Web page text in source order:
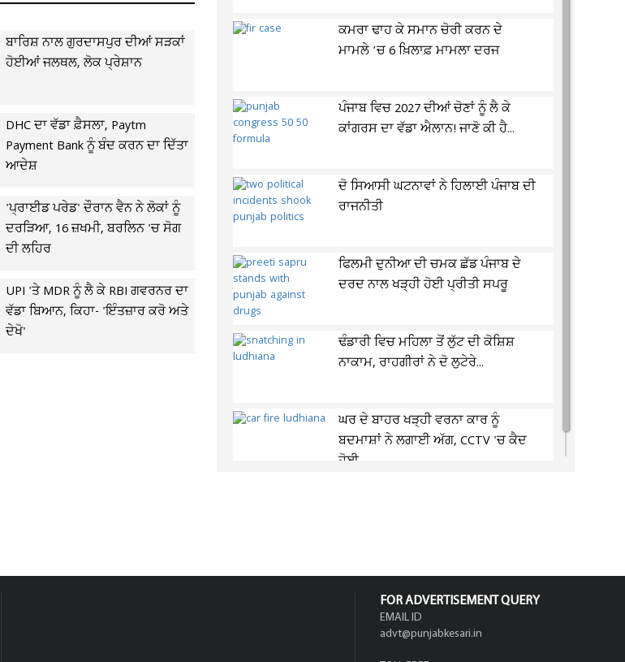
ਬਾਰਿਸ਼ ਨਾਲ ਗੁਰਦਾਸਪੁਰ ਦੀਆਂ ਸੜਕਾਂ
ਹੋਈਆਂ ਜਲਥਲ, ਲੋਕ ਪ੍ਰੇਸ਼ਾਨ
DHC ਦਾ ਵੱਡਾ ਫ਼ੈਸਲਾ, Paytm
Payment Bank ਨੂੰ ਬੰਦ ਕਰਨ ਦਾ ਦਿੱਤਾ
ਆਦੇਸ਼
'ਪ੍ਰਾਈਡ ਪਰੇਡ' ਦੌਰਾਨ ਵੈਨ ਨੇ ਲੋਕਾਂ ਨੂੰ
ਦਰੜਿਆ, 16 ਜ਼ਖਮੀ, ਬਰਲਿਨ 'ਚ ਸੋਗ
ਦੀ ਲਹਿਰ
UPI 'ਤੇ MDR ਨੂੰ ਲੈ ਕੇ RBI ਗਵਰਨਰ ਦਾ
ਵੱਡਾ ਬਿਆਨ, ਕਿਹਾ- 'ਇੰਤਜ਼ਾਰ ਕਰੋ ਅਤੇ
ਦੇਖੋ'
ਕਮਰਾ ਢਾਹ ਕੇ ਸਮਾਨ ਚੋਰੀ ਕਰਨ ਦੇ
ਮਾਮਲੇ ’ਚ 6 ਖ਼ਿਲਾਫ਼ ਮਾਮਲਾ ਦਰਜ
ਪੰਜਾਬ ਵਿਚ 2027 ਦੀਆਂ ਚੋਣਾਂ ਨੂੰ ਲੈ ਕੇ
ਕਾਂਗਰਸ ਦਾ ਵੱਡਾ ਐਲਾਨ! ਜਾਣੋ ਕੀ ਹੈ...
ਦੋ ਸਿਆਸੀ ਘਟਨਾਵਾਂ ਨੇ ਹਿਲਾਈ ਪੰਜਾਬ ਦੀ
ਰਾਜਨੀਤੀ
ਫਿਲਮੀ ਦੁਨੀਆ ਦੀ ਚਮਕ ਛੱਡ ਪੰਜਾਬ ਦੇ
ਦਰਦ ਨਾਲ ਖੜ੍ਹੀ ਹੋਈ ਪ੍ਰੀਤੀ ਸਪਰੂ
ਢੰਡਾਰੀ ਵਿਚ ਮਹਿਲਾ ਤੋਂ ਲੁੱਟ ਦੀ ਕੋਸ਼ਿਸ਼
ਨਾਕਾਮ, ਰਾਹਗੀਰਾਂ ਨੇ ਦੋ ਲੁਟੇਰੇ...
ਘਰ ਦੇ ਬਾਹਰ ਖੜ੍ਹੀ ਵਰਨਾ ਕਾਰ ਨੂੰ
ਬਦਮਾਸ਼ਾਂ ਨੇ ਲਗਾਈ ਅੱਗ, CCTV 'ਚ ਕੈਦ
ਹੋਈ...
FOR ADVERTISEMENT QUERY
EMAIL ID
advt@punjabkesari.in